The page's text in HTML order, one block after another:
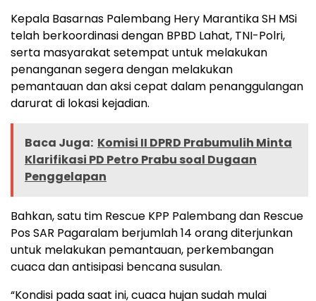
Kepala Basarnas Palembang Hery Marantika SH MSi
telah berkoordinasi dengan BPBD Lahat, TNI-Polri,
serta masyarakat setempat untuk melakukan
penanganan segera dengan melakukan
pemantauan dan aksi cepat dalam penanggulangan
darurat di lokasi kejadian.
Baca Juga: Komisi II DPRD Prabumulih Minta
Klarifikasi PD Petro Prabu soal Dugaan
Penggelapan
Bahkan, satu tim Rescue KPP Palembang dan Rescue
Pos SAR Pagaralam berjumlah 14 orang diterjunkan
untuk melakukan pemantauan, perkembangan
cuaca dan antisipasi bencana susulan.
“Kondisi pada saat ini, cuaca hujan sudah mulai